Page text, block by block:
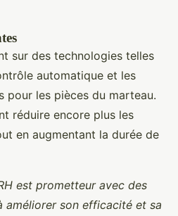
sur des technologies telles
automatique et les
pour les pièces du marteau.
réduire encore plus les
en augmentant la durée de
est prometteur avec des
améliorer son efficacité et sa